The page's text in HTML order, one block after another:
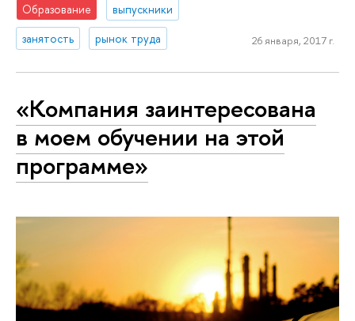
Образование
выпускники
занятость
рынок труда 26 января, 2017 г.
«Компания заинтересована
в моем обучении на этой
программе»